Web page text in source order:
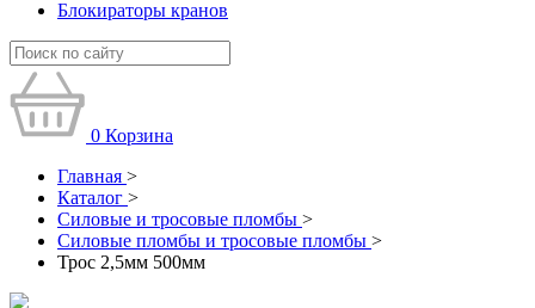
Блокираторы кранов
0 Корзина
Главная >
Каталог >
Силовые и тросовые пломбы >
Силовые пломбы и тросовые пломбы >
Трос 2,5мм 500мм